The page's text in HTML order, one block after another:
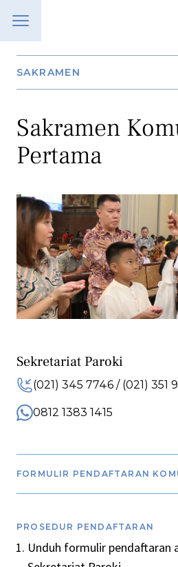
SAKRAMEN
Sakramen
Pertama
Sekretariat Paroki
(021) 345 7746 / (021) 351
0812 1383 1415
FORMULIR PENDAFTARAN
PROSEDUR PENDAFTARAN
Unduh formulir pendaftaran